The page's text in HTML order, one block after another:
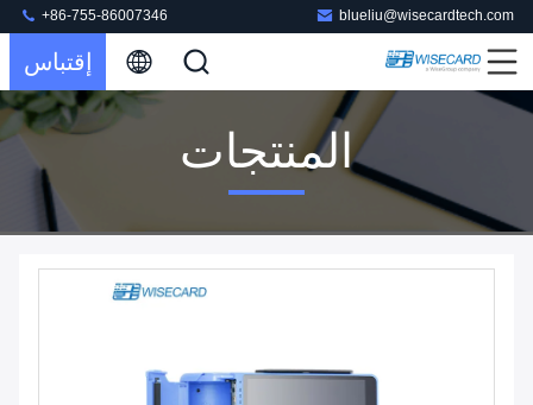
blueliu@wisecardtech.com
+86-755-86007346
إقتباس
المنتجات